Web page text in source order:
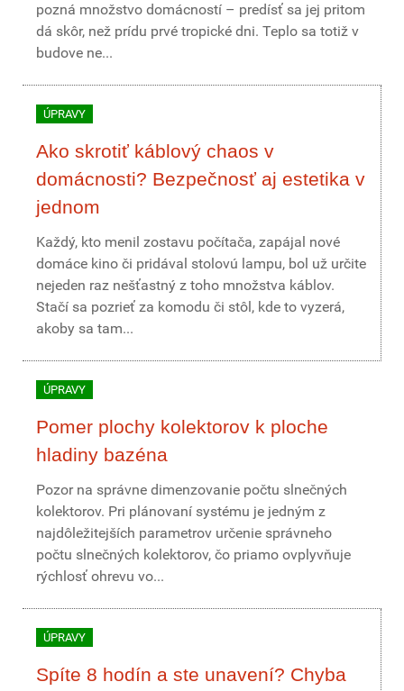
pozná množstvo domácností – predísť sa jej pritom
dá skôr, než prídu prvé tropické dni. Teplo sa totiž v
budove ne...
ÚPRAVY
Ako skrotiť káblový chaos v
domácnosti? Bezpečnosť aj estetika v
jednom
Každý, kto menil zostavu počítača, zapájal nové
domáce kino či pridával stolovú lampu, bol už určite
nejeden raz nešťastný z toho množstva káblov.
Stačí sa pozrieť za komodu či stôl, kde to vyzerá,
akoby sa tam...
ÚPRAVY
Pomer plochy kolektorov k ploche
hladiny bazéna
Pozor na správne dimenzovanie počtu slnečných
kolektorov. Pri plánovaní systému je jedným z
najdôležitejších parametrov určenie správneho
počtu slnečných kolektorov, čo priamo ovplyvňuje
rýchlosť ohrevu vo...
ÚPRAVY
Spíte 8 hodín a ste unavení? Chyba